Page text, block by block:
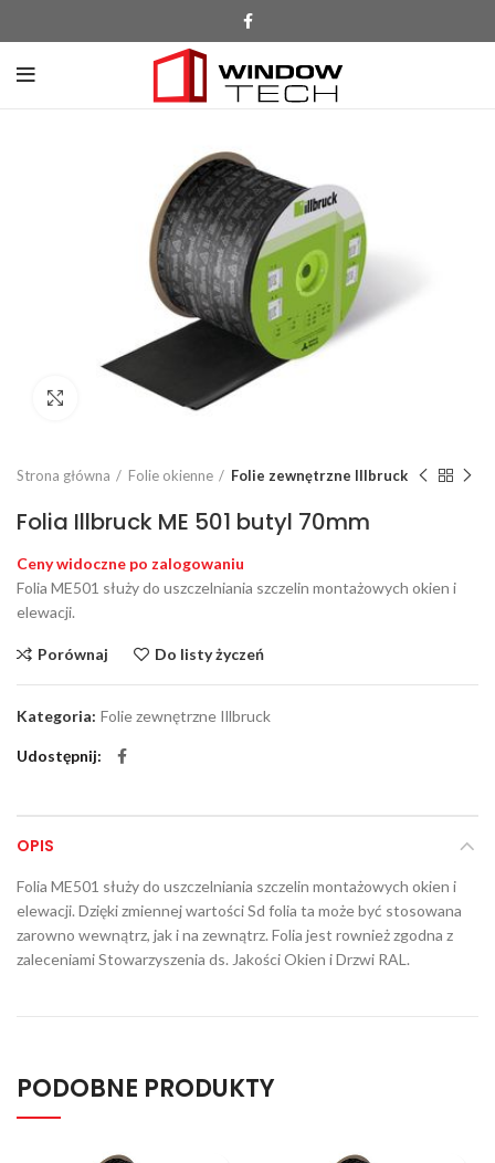
Click to enlarge
Strona główna Folie okienne Folie zewnętrzne Illbruck
Folia Illbruck ME 501 butyl 70mm
Ceny widoczne po zalogowaniu
Folia ME501 służy do uszczelniania szczelin montażowych okien i
elewacji.
Porównaj Do listy życzeń
Kategoria: Folie zewnętrzne Illbruck
Udostępnij
OPIS
Folia ME501 służy do uszczelniania szczelin montażowych okien i
elewacji. Dzięki zmiennej wartości Sd folia ta może być stosowana
zarowno wewnątrz, jak i na zewnątrz. Folia jest rownież zgodna z
zaleceniami Stowarzyszenia ds. Jakości Okien i Drzwi RAL.
PODOBNE PRODUKTY